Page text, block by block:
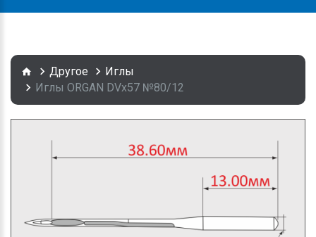
Другое
Иглы
Иглы ORGAN DVx57 №80/12